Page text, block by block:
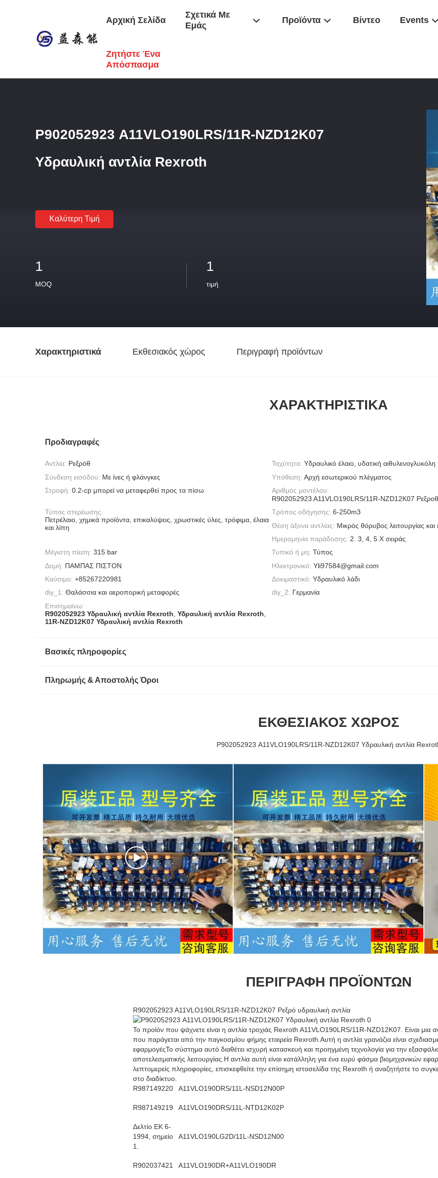
Αρχική Σελίδα
Σχετικά Με
Εμάς
Προϊόντα Βίντεο Events
Ζητήστε Ένα
Απόσπασμα
Προϊόντα / Υδραυλική Βαλβίδα Rexroth
Ρ902052923 A11VLO190LRS/11R-NZD12K07
Υδραυλική αντλία Rexroth
Καλύτερη Τιμή
1
MOQ
1
τιμή
Χαρακτηριστικά Εκθεσιακός χώρος Περιγραφή προϊόντων
ΧΑΡΑΚΤΗΡΙΣΤΙΚΆ
Προδιαγραφές
Αντλία: Ρεξρόθ Ταχύτητα: Υδραυλικό έλαιο, υδατική αιθυλενογλυκόλη
Σύνδεση εισόδου: Με ίνες ή φλάνγκες Υπόθεση: Αρχή εσωτερικού πλέγματος
Στροφή: 0.2-cp μπορεί να μεταφερθεί προς τα πίσω
Αριθμός μοντέλου:
R902052923 A11VLO190LRS/11R-NZD12K07
Τύπος στερέωσης:
Πετρέλαιο, χημικά προϊόντα, επικαλύψεις, χρωστικές ύλες, τρόφιμα, έλαια
και λίπη
Τρόπος οδήγησης: 6-250m3
Θέση άξονα αντλίας: Μικρός θόρυβος λειτουργίας και
Ημερομηνία παράδοσης: 2. 3, 4, 5 X σειράς
Μέγιστη πίεση: 315 bar Τυπικό ή μη: Τύπος
Δομή: ΠΑΜΠΑΣ ΠΙΣΤΟΝ Ηλεκτρονικό: Yli97584@gmail.com
Καύσιμο: +85267220981 Δοκιμαστικό: Υδραυλικό λάδι
diy_1: Θαλάσσια και αεροπορική μεταφορές diy_2: Γερμανία
Επισημαίνω:
R902052923 Υδραυλική αντλία Rexroth Υδραυλική αντλία Rexroth
11R-NZD12K07 Υδραυλική αντλία Rexroth
Βασικές πληροφορίες
Πληρωμής & Αποστολής Όροι
ΕΚΘΕΣΙΑΚΌΣ ΧΏΡΟΣ
Ρ902052923 A11VLO190LRS/11R-NZD12K07 Υδραυλική αντλία
ΠΕΡΙΓΡΑΦΉ ΠΡΟΪΌΝΤΩΝ
R902052923 A11VLO190LRS/11R-NZD12K07 Ρεξρό υδραυλική αντλία
Το προϊόν που ψάχνετε είναι η αντλία τροχιάς Rexroth A11VLO190LRS/11R-NZD12K07. Είναι μια
που παράγεται από την παγκοσμίου φήμης εταιρεία Rexroth.Αυτή η αντλία γρανάζια είναι
εφαρμογέςΤο σύστημα αυτό διαθέτει ισχυρή κατασκευή και προηγμένη τεχνολογία για την
αποτελεσματικής λειτουργίας.Η αντλία αυτή είναι κατάλληλη για ένα ευρύ φάσμα βιομηχανικών
λεπτομερείς πληροφορίες, επισκεφθείτε την επίσημη ιστοσελίδα της Rexroth ή αναζητήστε το
στο διαδίκτυο.
R987149220
Α11VLO190DRS/11L-NSD12N00P
R987149219 Α11VLO190DRS/11L-NTD12K02P
Δελτίο ΕΚ 6-
1994, σημείο
1.
Α11VLO190LG2D/11L-NSD12N00
R902037421 Α11VLO190DR+A11VLO190DR